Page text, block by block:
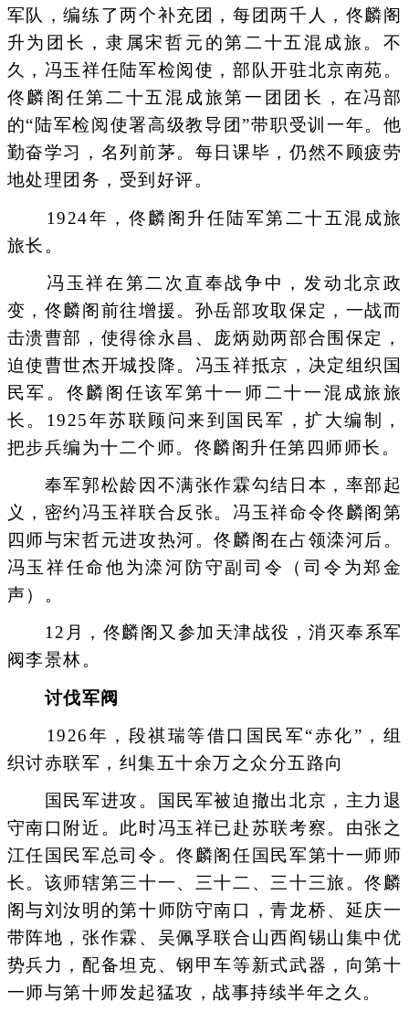
军队，编练了两个补充团，每团两千人，佟麟阁
升为团长，隶属宋哲元的第二十五混成旅。不
久，冯玉祥任陆军检阅使，部队开驻北京南苑。
佟麟阁任第二十五混成旅第一团团长，在冯部
的“陆军检阅使署高级教导团”带职受训一年。他
勤奋学习，名列前茅。每日课毕，仍然不顾疲劳
地处理团务，受到好评。
1924年，佟麟阁升任陆军第二十五混成旅
旅长。
冯玉祥在第二次直奉战争中，发动北京政
变，佟麟阁前往增援。孙岳部攻取保定，一战而
击溃曹部，使得徐永昌、庞炳勋两部合围保定，
迫使曹世杰开城投降。冯玉祥抵京，决定组织国
民军。佟麟阁任该军第十一师二十一混成旅旅
长。1925年苏联顾问来到国民军，扩大编制，
把步兵编为十二个师。佟麟阁升任第四师师长。
奉军郭松龄因不满张作霖勾结日本，率部起
义，密约冯玉祥联合反张。冯玉祥命令佟麟阁第
四师与宋哲元进攻热河。佟麟阁在占领滦河后。
冯玉祥任命他为滦河防守副司令（司令为郑金
声）。
12月，佟麟阁又参加天津战役，消灭奉系军
阀李景林。
讨伐军阀
1926年，段祺瑞等借口国民军“赤化”，组
织讨赤联军，纠集五十余万之众分五路向
国民军进攻。国民军被迫撤出北京，主力退
守南口附近。此时冯玉祥已赴苏联考察。由张之
江任国民军总司令。佟麟阁任国民军第十一师师
长。该师辖第三十一、三十二、三十三旅。佟麟
阁与刘汝明的第十师防守南口，青龙桥、延庆一
带阵地，张作霖、吴佩孚联合山西阎锡山集中优
势兵力，配备坦克、钢甲车等新式武器，向第十
一师与第十师发起猛攻，战事持续半年之久。